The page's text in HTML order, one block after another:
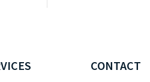
CONTACT